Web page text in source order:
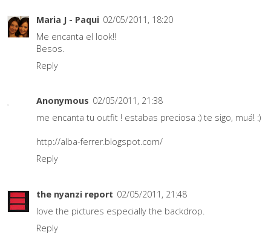
Maria J - Paqui 02/05/2011, 18:20
Me encanta el look!!
Besos.
Reply
Anonymous 02/05/2011, 21:38
me encanta tu outfit ! estabas preciosa :) te sigo, muá! :)
http://alba-ferrer.blogspot.com/
Reply
the nyanzi report 02/05/2011, 21:48
love the pictures especially the backdrop.
Reply